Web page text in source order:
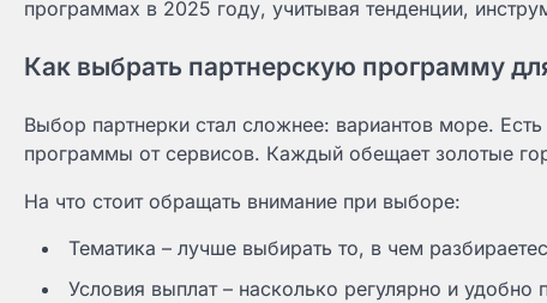
программах в 2025 году, учитывая тенденции,
Как выбрать партнерскую программу
Выбор партнерки стал сложнее: вариантов море.
программы от сервисов. Каждый обещает золотые
На что стоит обращать внимание при выборе:
Тематика – лучше выбирать то, в чем
Условия выплат – насколько регулярно и удобно